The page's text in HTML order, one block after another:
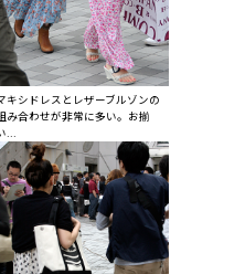
キシドレスとレザーブルゾンの
み合わせが非常に多い。お揃
...